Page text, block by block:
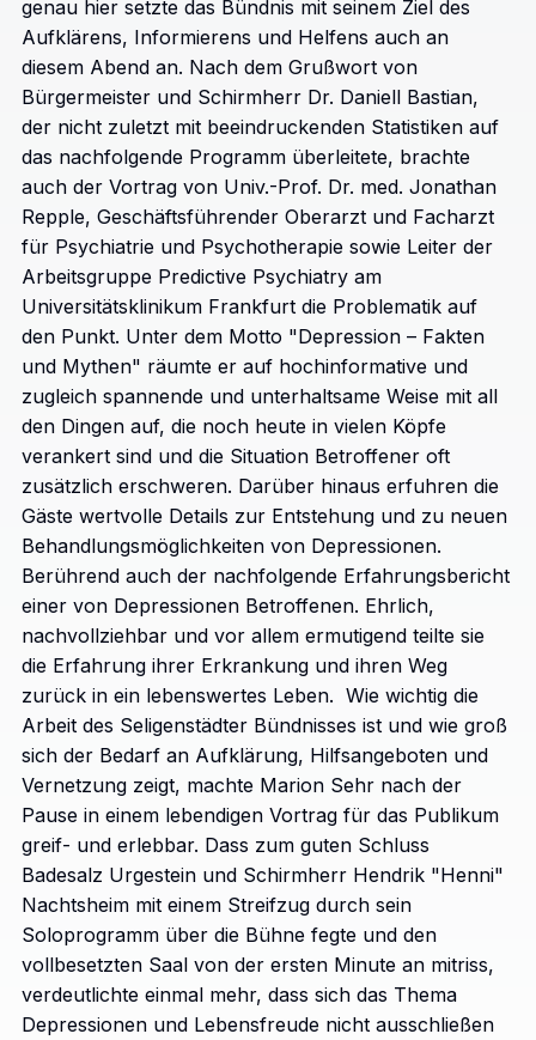
genau hier setzte das Bündnis mit seinem Ziel des
Aufklärens, Informierens und Helfens auch an
diesem Abend an. Nach dem Grußwort von
Bürgermeister und Schirmherr Dr. Daniell Bastian,
der nicht zuletzt mit beeindruckenden Statistiken auf
das nachfolgende Programm überleitete, brachte
auch der Vortrag von Univ.-Prof. Dr. med. Jonathan
Repple, Geschäftsführender Oberarzt und Facharzt
für Psychiatrie und Psychotherapie sowie Leiter der
Arbeitsgruppe Predictive Psychiatry am
Universitätsklinikum Frankfurt die Problematik auf
den Punkt. Unter dem Motto "Depression – Fakten
und Mythen" räumte er auf hochinformative und
zugleich spannende und unterhaltsame Weise mit all
den Dingen auf, die noch heute in vielen Köpfe
verankert sind und die Situation Betroffener oft
zusätzlich erschweren. Darüber hinaus erfuhren die
Gäste wertvolle Details zur Entstehung und zu neuen
Behandlungsmöglichkeiten von Depressionen.
Berührend auch der nachfolgende Erfahrungsbericht
einer von Depressionen Betroffenen. Ehrlich,
nachvollziehbar und vor allem ermutigend teilte sie
die Erfahrung ihrer Erkrankung und ihren Weg
zurück in ein lebenswertes Leben. Wie wichtig die
Arbeit des Seligenstädter Bündnisses ist und wie groß
sich der Bedarf an Aufklärung, Hilfsangeboten und
Vernetzung zeigt, machte Marion Sehr nach der
Pause in einem lebendigen Vortrag für das Publikum
greif- und erlebbar. Dass zum guten Schluss
Badesalz Urgestein und Schirmherr Hendrik "Henni"
Nachtsheim mit einem Streifzug durch sein
Soloprogramm über die Bühne fegte und den
vollbesetzten Saal von der ersten Minute an mitriss,
verdeutlichte einmal mehr, dass sich das Thema
Depressionen und Lebensfreude nicht ausschließen